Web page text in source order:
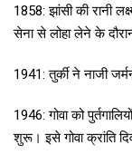
1858: झांसी की रानी
सेना से लोहा लेने के
1941: तुर्की ने नाजी
1946: गोवा को
शुरू। इसे गोवा क्रांति